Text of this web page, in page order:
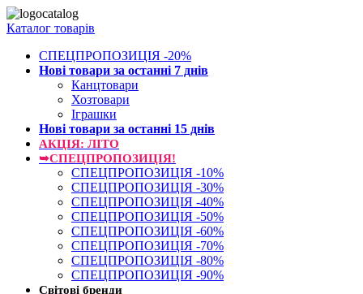
Каталог товарів
СПЕЦПРОПОЗИЦІЯ -20%
Нові товари за останнi 7 днiв
Канцтовари
Хозтовари
Іграшки
Нові товари за останнi 15 днiв
АКЦІЯ: ЛІТО
➥СПЕЦПРОПОЗИЦІЯ!
СПЕЦПРОПОЗИЦІЯ -10%
СПЕЦПРОПОЗИЦІЯ -30%
СПЕЦПРОПОЗИЦІЯ -40%
СПЕЦПРОПОЗИЦІЯ -50%
СПЕЦПРОПОЗИЦІЯ -60%
СПЕЦПРОПОЗИЦІЯ -70%
СПЕЦПРОПОЗИЦІЯ -80%
СПЕЦПРОПОЗИЦІЯ -90%
Світові бренди